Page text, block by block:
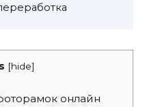
[hide]
онлайн